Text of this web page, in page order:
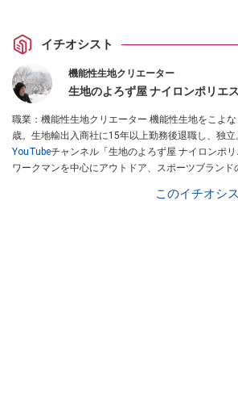
イチオシスト
機能性生地クリエーター
生地のよろず屋 ナイロンポリエ
職業：機能性生地クリエーター 機能性生地をこよなく愛している38
歳。生地輸出入商社に15年以上勤務後退職し、独立
YouTubeチャンネル「生地のよろず屋 ナイロンポリ
ワークマンを中心にアウトドア、スポーツブランド
このイチオシ